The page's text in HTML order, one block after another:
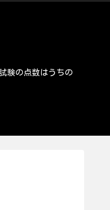
験の点数はうちの